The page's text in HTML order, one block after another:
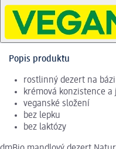
Popis produktu
rostlinný dezert na
krémová konzistence
veganské složení
bez lepku
bez laktózy